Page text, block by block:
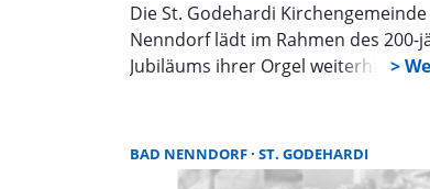
Die St. Godehardi Kirchengemeinde
Nenndorf lädt im Rahmen des 200-
Jubiläums ihrer Orgel weiterhin
Kirche zu erleben.
BAD NENNDORF ST. GODEHARDI